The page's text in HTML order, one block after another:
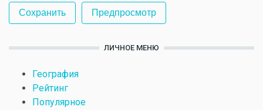
ЛИЧНОЕ МЕНЮ
География
Рейтинг
Популярное